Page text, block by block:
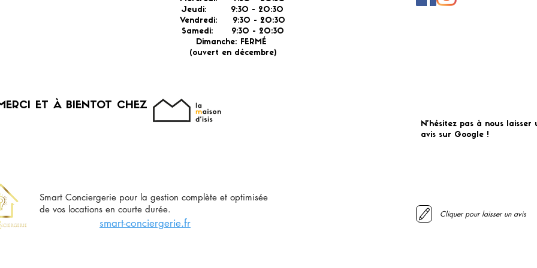
Jeudi: 9:30 - 20:30
Vendredi: 9:30 - 20:30
Samedi: 9:30 - 20:30
Dimanche: FERMÉ
(ouvert en décembre)
ET À BIENTOT CHEZ
Smart Conciergerie pour la gestion complète et optimisée
de vos locations en courte durée.
smart-conciergerie.fr
N'hésitez pas à nous laisser
avis sur Google !
Cliquer pour laisser un avis